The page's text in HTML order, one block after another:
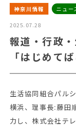
神奈川情報 ニュー
2025.07.28
報道・行政
「はじめて
生活協同組合パル
横浜、理事長:藤田
力し、株式会社テ